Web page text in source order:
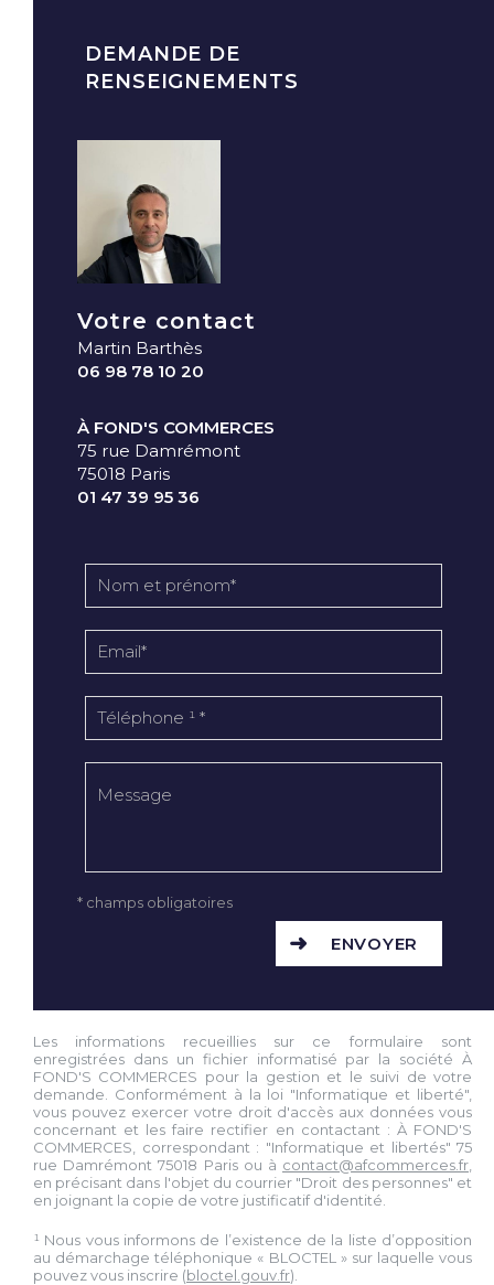
DEMANDE DE
RENSEIGNEMENTS
Votre contact
Martin Barthès
06 98 78 10 20
À FOND'S COMMERCES
75 rue Damrémont
75018 Paris
01 47 39 95 36
* champs obligatoires
ENVOYER
Les informations recueillies sur ce formulaire sont
enregistrées dans un fichier informatisé par la société À
FOND'S COMMERCES pour la gestion et le suivi de votre
demande. Conformément à la loi "Informatique et liberté",
vous pouvez exercer votre droit d'accès aux données vous
concernant et les faire rectifier en contactant : À FOND'S
COMMERCES, correspondant : "Informatique et libertés" 75
rue Damrémont 75018 Paris ou à contact@afcommerces.fr
en précisant dans l'objet du courrier "Droit des personnes" et
en joignant la copie de votre justificatif d'identité.
¹ Nous vous informons de l’existence de la liste d’opposition
au démarchage téléphonique « BLOCTEL » sur laquelle vous
pouvez vous inscrire (bloctel.gouv.fr).